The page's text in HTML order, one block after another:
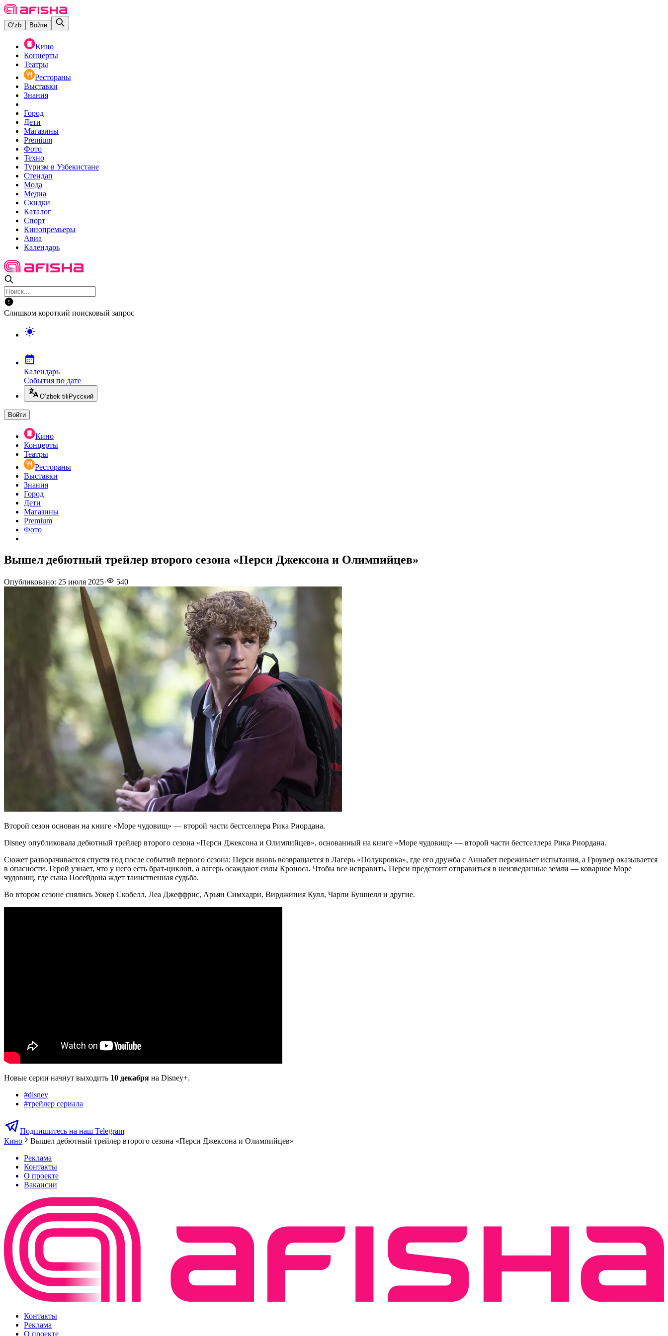
O‘zb Войти
Кино
Концерты
Театры
Рестораны
Выставки
Знания
Город
Дети
Магазины
Premium
Фото
Техно
Туризм в Узбекистане
Стендап
Мода
Медиа
Скидки
Каталог
Спорт
Кинопремьеры
Авиа
Календарь
Слишком короткий поисковый запрос
Календарь
События по дате
O’zbek tili Русский
Войти
Кино
Концерты
Театры
Рестораны
Выставки
Знания
Город
Дети
Магазины
Premium
Фото
Вышел дебютный трейлер второго сезона «Перси Джексона и Олимпийцев»
Опубликовано: 25 июля 2025· 540
Второй сезон основан на книге «Море чудовищ» — второй части бестселлера Рика Риордана.
Disney опубликовала дебютный трейлер второго сезона «Перси Джексона и Олимпийцев», основанный на книге «Море чудовищ» — второй части бестселлера Рика Риордана.
Сюжет разворачивается спустя год после событий первого сезона: Перси вновь возвращается в Лагерь «Полукровка», где его дружба с Аннабет переживает испытания, а Гроувер оказывается
в опасности. Герой узнает, что у него есть брат-циклоп, а лагерь осаждают силы Кроноса. Чтобы все исправить, Перси предстоит отправиться в неизведанные земли — коварное Море
чудовищ, где сына Посейдона ждет таинственная судьба.
Во втором сезоне снялись Уокер Скобелл, Леа Джеффрис, Арьян Симхадри, Вирджиния Кулл, Чарли Бушнелл и другие.
Новые серии начнут выходить 10 декабря на Disney+.
#disney
#трейлер сериала
Подпишитесь на наш Telegram
Кино
Вышел дебютный трейлер второго сезона «Перси Джексона и Олимпийцев»
Реклама
Контакты
О проекте
Вакансии
Контакты
Реклама
О проекте